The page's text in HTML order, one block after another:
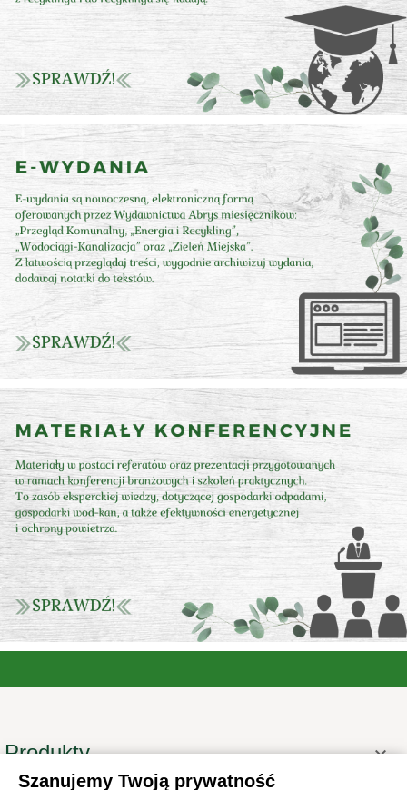
Produkty 
Informacje
Szanujemy Twoją prywatność